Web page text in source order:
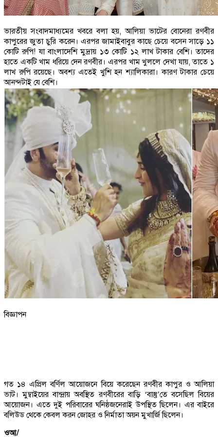
ভারতীয় সংবাদমাধ্যমের খবরে বলা হয়, আলিয়া ভাটের বোনেরা রণবীর
কাপুরের জুতা চুরি করেন। এরপর জামাইবাবুর কাছে চেয়ে বসেন সাড়ে ১১
কোটি রুপি! যা বাংলাদেশি মুদ্রায় ১৩ কোটি ১২ লাখ টাকার বেশি। তাদের
হাতে একটি খাম ধরিয়ে দেন রণবীর। এরপর খাম খুললে দেখা যায়, তাতে ১
লাখ রুপি রয়েছে। অবশ্য এতেই খুশি হন শ্যালিকারা। কারণ টাকার চেয়ে
আনন্দটাই যে বেশি।
বিজ্ঞাপন
গত ১৪ এপ্রিল বর্ণিল আয়োজনে বিয়ে করেছেন রণবীর কাপুর ও আলিয়া
ভাট। মুম্বাইয়ের বান্দ্রায় অবস্থিত রণবীরের বাড়ি ‘বাস্তু’তে বসেছিল বিয়ের
আয়োজন। এতে দুই পরিবারের ঘনিষ্ঠজনেরাই উপস্থিত ছিলেন। এর বাইরে
বলিউড থেকে কেবল করন জোহর ও নির্মাতা অয়ন মুখার্জি ছিলেন।
ওআ/